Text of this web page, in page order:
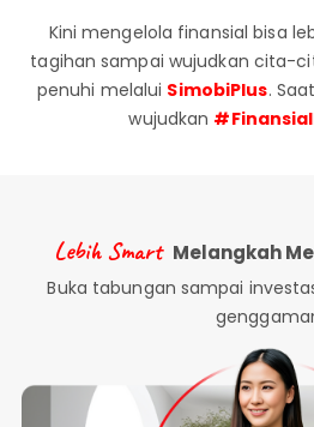
Reksa
Dana
Bancassurance
berada
Perbankan
Personal
Bisnis
Layanan
Kini mengelola finansial bisa
tagihan sampai wujudkan cita-
penuhi melalui SimobiPlus.
wujudkan
Lebih Smart Melangkah
Buka tabungan sampai